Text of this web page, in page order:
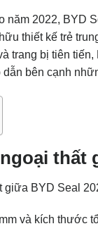
năm 2022, BYD
thiết kế trẻ
trang bị tiên
bên cạnh
thất
giữa BYD Seal
và kích thước